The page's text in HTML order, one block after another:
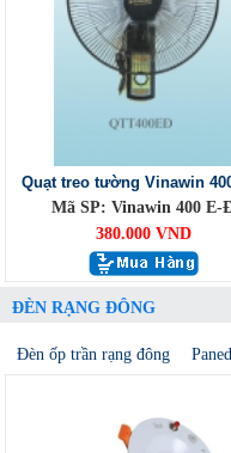
Quạt treo tường Vinawin
Mã SP: Vinawin 400 E-
380.000 VND
ĐÈN RẠNG ĐÔNG
Đèn ốp trần rạng đông